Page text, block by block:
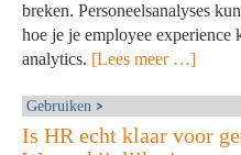
breken. Personeelsanalyses
hoe je je employee experience
analytics. [Lees meer …]
Gebruiken
Is HR echt klaar voor